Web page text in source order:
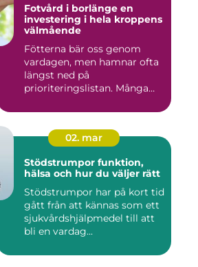
Fotvård i borlänge en
investering i hela kroppens
välmående
Fötterna bär oss genom
vardagen, men hamnar ofta
längst ned på
prioriteringslistan. Många
02. mar
Stödstrumpor funktion,
hälsa och hur du väljer rätt
Stödstrumpor har på kort tid
gått från att kännas som ett
sjukvårdshjälpmedel till att
bli en vardag...